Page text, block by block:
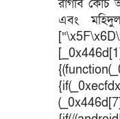
রাগবি কোচ
এবং